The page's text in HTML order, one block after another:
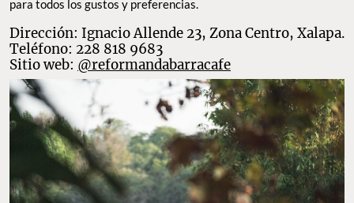
para todos los gustos y preferencias.
Dirección: Ignacio Allende 23, Zona Centro, Xalapa.
Teléfono: 228 818 9683
Sitio web: @reformandabarracafe